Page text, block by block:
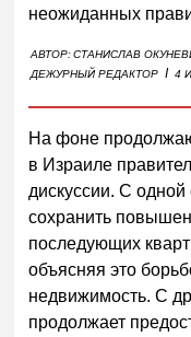
неожиданных
АВТОР:СТАНИСЛАВ
ДЕЖУРНЫЙ РЕДАКТОР I 4
На фоне
в Израиле
дискуссии. С
сохранить
последующих
объясняя это
недвижимость. С
продолжает